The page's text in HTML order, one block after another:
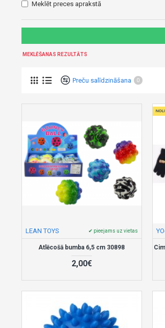
Meklēt preces aprakstā
MEKLĒŠANAS REZULTĀTS
Preču salīdzināšana 0
LEAN TOYS ✔ pieejams uz vietas
Atlēcošā bumba 6,5 cm 30898
2,00€